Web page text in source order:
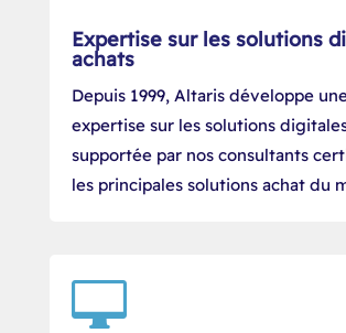
Expertise sur les solutions
achats
Depuis 1999, Altaris développe
expertise sur les solutions
supportée par nos consultants
les principales solutions achat du
